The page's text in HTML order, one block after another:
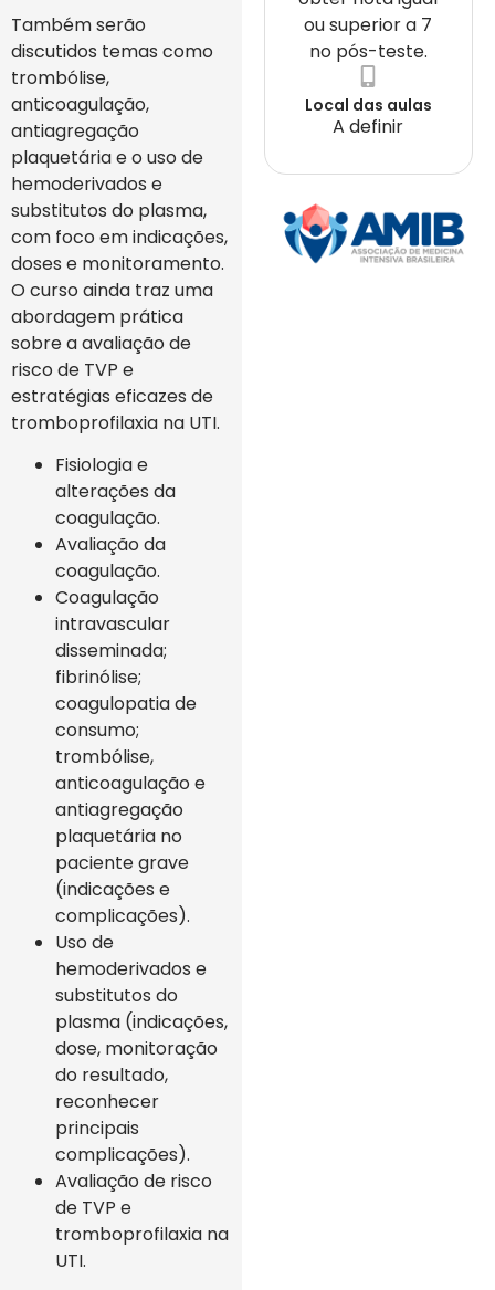
Também serão
discutidos temas como
trombólise,
anticoagulação,
antiagregação
plaquetária e o uso de
hemoderivados e
substitutos do plasma,
com foco em indicações,
doses e monitoramento.
O curso ainda traz uma
abordagem prática
sobre a avaliação de
risco de TVP e
estratégias eficazes de
tromboprofilaxia na UTI.
Fisiologia e
alterações da
coagulação.
Avaliação da
coagulação.
Coagulação
intravascular
disseminada;
fibrinólise;
coagulopatia de
consumo;
trombólise,
anticoagulação e
antiagregação
plaquetária no
paciente grave
(indicações e
complicações).
Uso de
hemoderivados e
substitutos do
plasma (indicações,
dose, monitoração
do resultado,
reconhecer
principais
complicações).
Avaliação de risco
de TVP e
tromboprofilaxia na
UTI.
ou superior a 7
no pós-teste.
Local das aulas
A definir